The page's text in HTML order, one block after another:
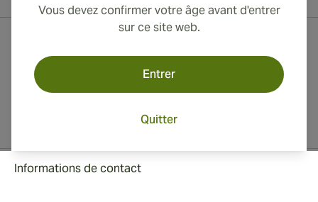
Vous devez confirmer votre âge avant d'entrer
sur ce site web.
Entrer
Quitter
Informations de contact